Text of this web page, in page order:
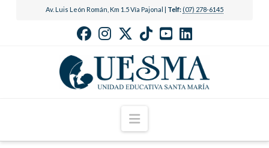
Av. Luis León Román, Km 1.5 Vía Pajonal | Telf: (07) 278-6145
Navigation